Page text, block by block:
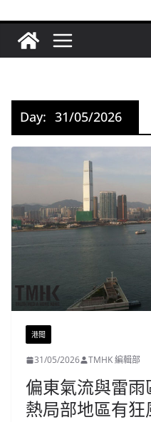
Day: 31/05/2026
港聞
31/05/2026 TMHK 編輯部
偏東氣流與雷
熱局部地區有狂